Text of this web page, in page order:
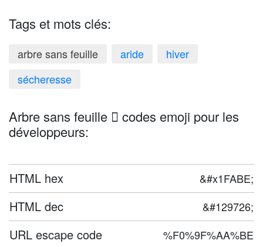
Tags et mots clés:
arbre sans feuille aride
hiver
sécheresse
Arbre sans feuille 🪾 codes emoji pour les
développeurs:
HTML hex &#x1FABE;
HTML dec &#129726;
URL escape code %F0%9F%AA%BE